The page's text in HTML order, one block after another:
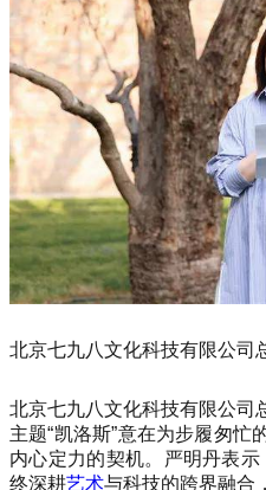
北京七九八文化科技有限公司
北京七九八文化科技有限公司
主题“凯洛斯”意在为步履匆忙
内心定力的契机。严明丹表
终深耕艺术与科技的跨界融合